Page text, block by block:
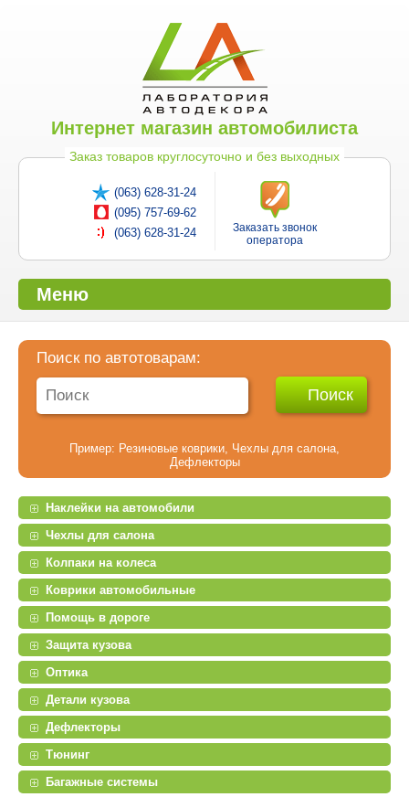
Интернет магазин автомобилиста
Заказ товаров круглосуточно и без выходных
(063) 628-31-24
(095) 757-69-62
(063) 628-31-24
Заказать звонок
оператора
Меню
Поиск по автотоварам:
Пример: Резиновые коврики Чехлы для салона
Дефлекторы
Наклейки на автомобили
Чехлы для салона
Колпаки на колеса
Коврики автомобильные
Помощь в дороге
Защита кузова
Оптика
Детали кузова
Дефлекторы
Тюнинг
Багажные системы